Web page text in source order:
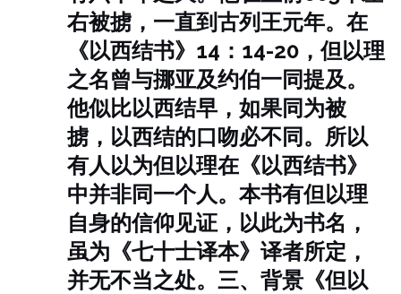
右被掳，一直到古列王元年。 在
《以西结书》14：14-20，但以理
之名曾与挪亚及约伯一同提及。
他似比以西结早，如果同为被
掳，以西结的口吻必不同。所以
有人以为但以理在《以西结书》
中并非同一个人。本书有但以理
自身的信仰见证，以此为书名，
虽为《七十士译本》译者所定，
并无不当之处。 三、背景 《但以